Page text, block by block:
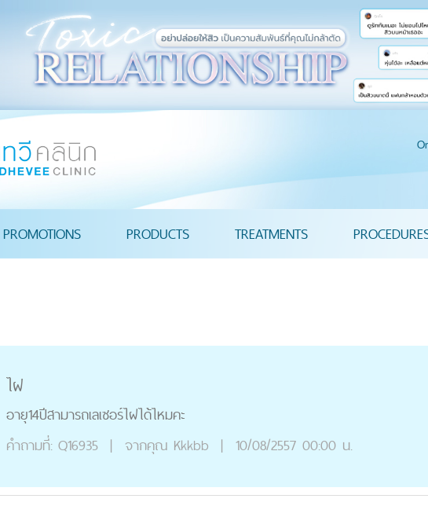
PROMOTIONS PRODUCTS TREATMENTS
ไฝ
อายุ14ปีสามารถเลเซอร์ไฝได้ไหมคะ
คำถามที่: Q16935 | จากคุณ Kkkbb | 10/08/2557 00:00 น.